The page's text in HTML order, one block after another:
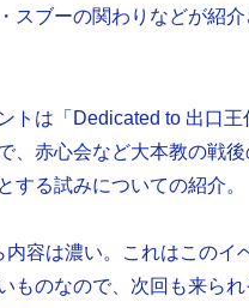
スブーの関わりなどが紹
トは「Dedicated to 出口王
、赤心会など大本教の戦後
する試みについての紹介。
内容は濃い。これはこのイ
ものなので、次回も来ら